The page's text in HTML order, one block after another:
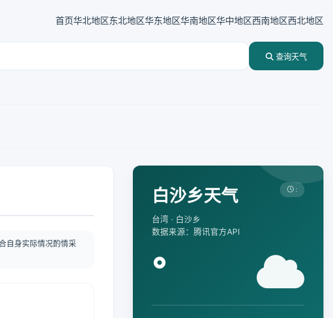
首页华北地区东北地区华东地区华南地区华中地区西南地区西北地区
查询天气
自身实际情况酌情采
白沙乡天气
台湾 · 白沙乡
数据来源：腾讯官方API
:
°